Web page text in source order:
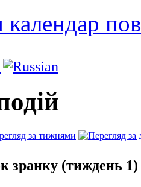
календар
зранку (тиждень